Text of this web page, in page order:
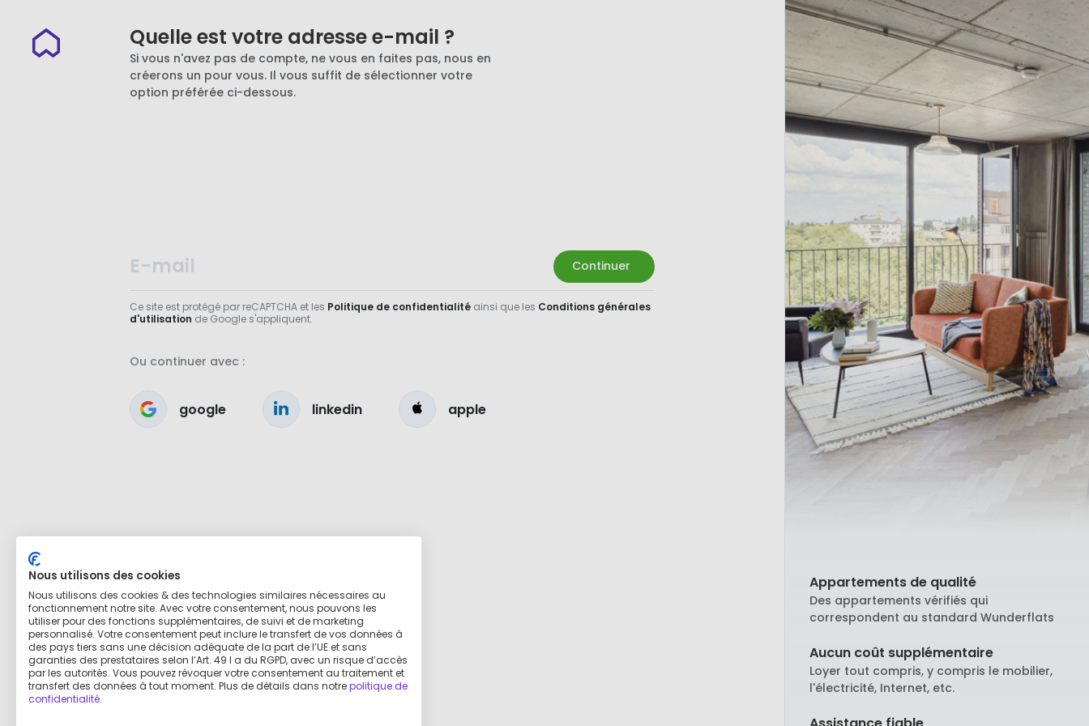
Quelle est votre adresse e-mail ?
Si vous n'avez pas de compte, ne vous en faites pas, nous en
créerons un pour vous. Il vous suffit de sélectionner votre
option préférée ci-dessous.
Continuer
Ce site est protégé par reCAPTCHA et les Politique de confidentialitéainsi que les Conditions générales
d'utilisation de Google s'appliquent.
Ou continuer avec :
google linkedin apple
Appartements de qualité
Des appartements vérifiés qui
correspondent au standard Wunderflats
Aucun coût supplémentaire
Loyer tout compris, y compris le mobilier,
l'électricité, Internet, etc.
Nous utilisons des cookies
Nous utilisons des cookies & des technologies similaires nécessaires au
fonctionnement notre site. Avec votre consentement, nous pouvons les
utiliser pour des fonctions supplémentaires, de suivi et de marketing
personnalisé. Votre consentement peut inclure le transfert de vos données à
des pays tiers sans une décision adéquate de la part de l’UE et sans
garanties des prestataires selon l’Art. 49 I a du RGPD, avec un risque d’accès
par les autorités. Vous pouvez révoquer votre consentement au traitement et
transfert des données à tout moment. Plus de détails dans notrepolitique de
confidentialité.